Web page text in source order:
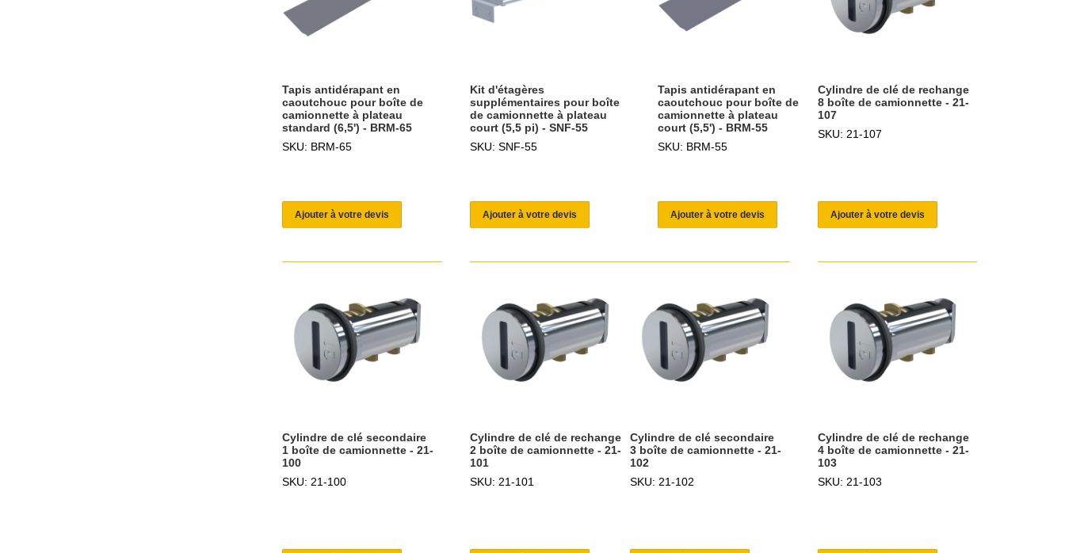
Tapis antidérapant en
caoutchouc pour boîte de
camionnette à plateau
standard (6,5') - BRM-65
SKU: BRM-65
Ajouter à votre devis
Kit d'étagères
supplémentaires pour boîte
de camionnette à plateau
court (5,5 pi) - SNF-55
SKU: SNF-55
Ajouter à votre devis
Tapis antidérapant en
caoutchouc pour boîte de
camionnette à plateau
court (5,5') - BRM-55
SKU: BRM-55
Ajouter à votre devis
Cylindre de clé de rechange
8 boîte de camionnette - 21-
107
SKU: 21-107
Ajouter à votre devis
Cylindre de clé secondaire
1 boîte de camionnette - 21-
100
SKU: 21-100
Cylindre de clé de rechange
2 boîte de camionnette - 21-
101
SKU: 21-101
Cylindre de clé secondaire
3 boîte de camionnette - 21-
102
SKU: 21-102
Cylindre de clé de rechange
4 boîte de camionnette - 21-
103
SKU: 21-103